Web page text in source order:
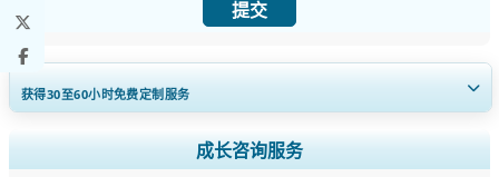
提交
获得30至60小时免费定制服务
扩大区域和国家覆盖范围， 细分市场分析， 公司简介， 竞争基准分析，
以及最终用户洞察。
成长咨询服务